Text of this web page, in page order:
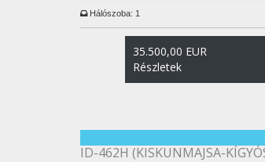
Hálószoba: 1
35.500,00 EUR
Részletek
ID-462H (KISKUNMAJSA-